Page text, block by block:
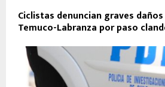
Ciclistas denuncian graves
Temuco-Labranza por paso